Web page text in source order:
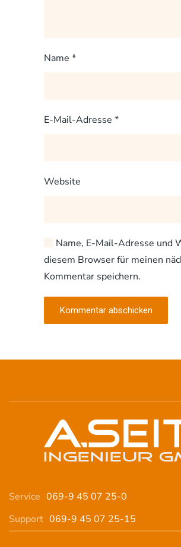
Name *
E-Mail-Adresse *
Website
Name, E-Mail-Adresse und
diesem Browser für meinen
Kommentar speichern.
Kommentar abschicken
Service 069-9 45 07 25-0
Support 069-9 45 07 25-15